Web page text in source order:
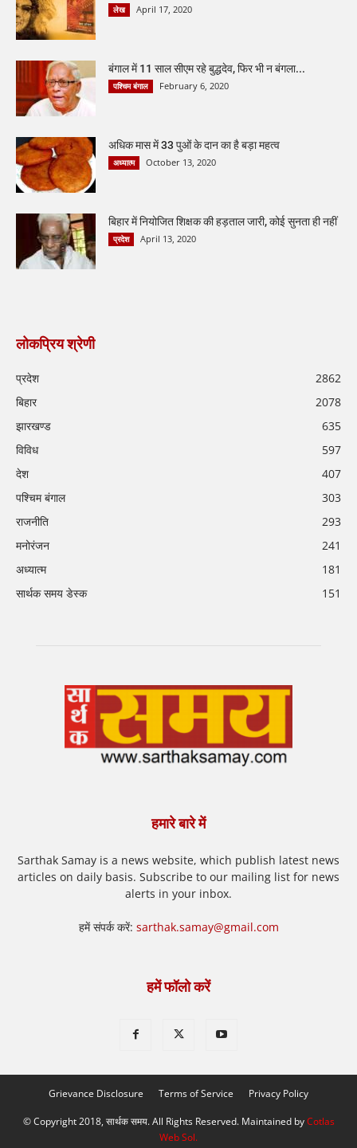
लेख April 17, 2020
बंगाल में 11 साल सीएम रहे बुद्धदेव, फिर भी न बंगला...
पश्चिम बंगाल February 6, 2020
अधिक मास में 33 पुओं के दान का है बड़ा महत्व
अध्यात्म October 13, 2020
बिहार में नियोजित शिक्षक की हड़ताल जारी, कोई सुनता ही नहीं
प्रदेश April 13, 2020
लोकप्रिय श्रेणी
प्रदेश
2862
बिहार
2078
झारखण्ड
635
विविध
597
देश
407
पश्चिम बंगाल
303
राजनीति
293
मनोरंजन
241
अध्यात्म
181
सार्थक समय डेस्क
151
हमारे बारे में
Sarthak Samay is a news website, which publish latest news
articles on daily basis. Subscribe to our mailing list for news
alerts in your inbox.
हमें संपर्क करें: sarthak.samay@gmail.com
हमें फॉलो करें
Grievance Disclosure Terms of Service Privacy Policy
© Copyright 2018, सार्थक समय. All Rights Reserved. Maintained byCotlas
Web Sol.